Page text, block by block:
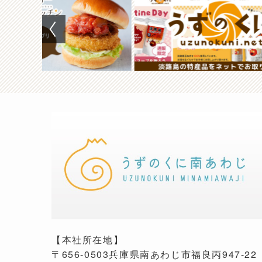
【本社所在地】
〒656-0503兵庫県南あわじ市福良丙947-22